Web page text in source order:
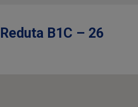
Reduta B1C – 26